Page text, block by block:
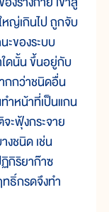
ญ่เกินไป ถูกจับ
ะของระบบ
ใดนั้น ขึ้นอยู่กับ
กกว่าชนิดอื่น
ำหน้าที่เป็นแกน
ะฟุ้งกระจาย
งชนิด เช่น
ฏิกิริยาก๊าซ
ธิ์กรดจึงทำ